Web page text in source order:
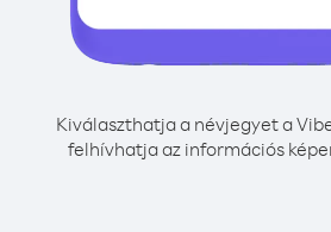
Kiválaszthatja a névjegyet a
felhívhatja az információs